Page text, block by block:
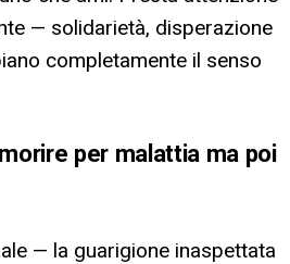
— solidarietà, disperazione
completamente il senso
per malattia ma poi
— la guarigione inaspettata